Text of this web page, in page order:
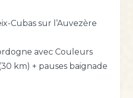
Cubas sur l’Auvezère
avec Couleurs
km) + pauses baignade